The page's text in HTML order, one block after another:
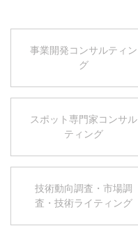
事業開発コンサルティン
グ
スポット専門家コンサル
ティング
技術動向調査・市場調
査・技術ライティング